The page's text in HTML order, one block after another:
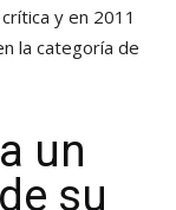
y en 2011
la categoría de
un
su